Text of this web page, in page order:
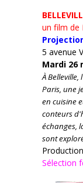
un film de
5 avenue
Mardi 26
À
Paris, une
en cuisine
conteurs
échanges,
sont
Sélection